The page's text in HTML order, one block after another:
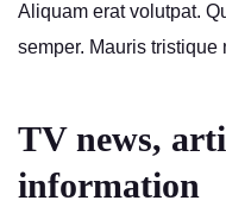
Aliquam erat volutpat.
semper. Mauris
TV news,
information